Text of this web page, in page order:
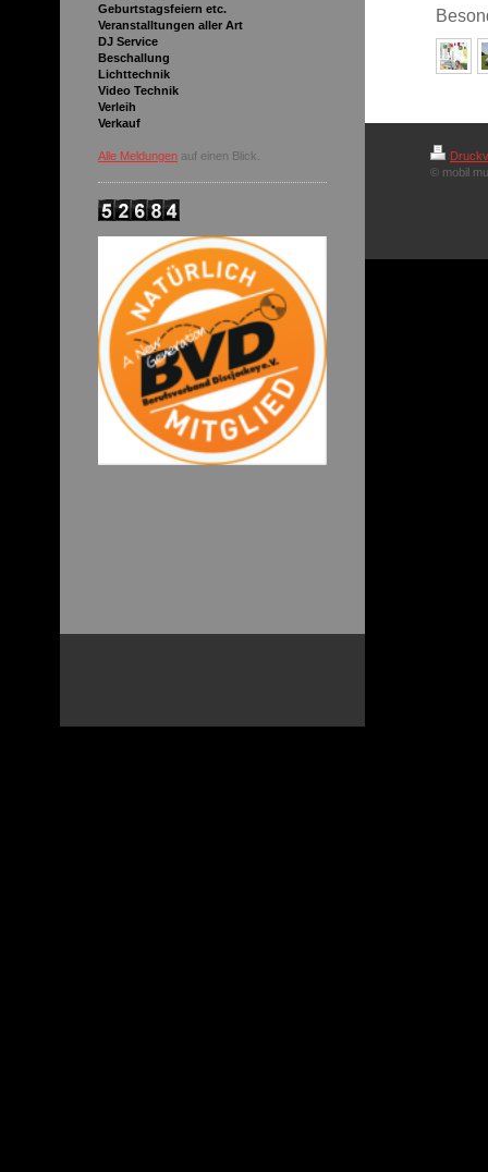
Geburtstagsfeiern etc.
Veranstalltungen aller Art
DJ Service
Beschallung
Lichttechnik
Video Technik
Verleih
Verkauf
Alle Meldungen auf einen Blick.
© mobil